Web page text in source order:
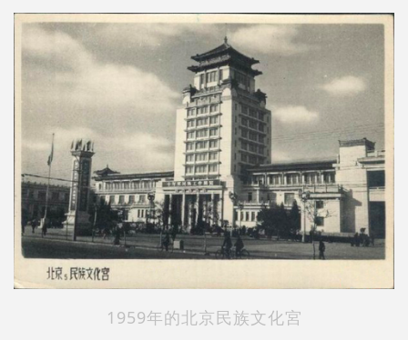
1959年的北京民族文化宮